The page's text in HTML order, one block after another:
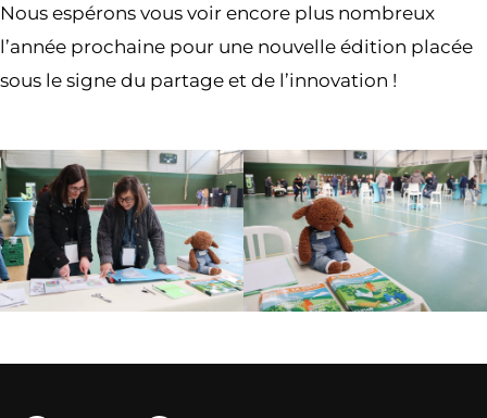
Nous espérons vous voir encore plus nombreux
l’année prochaine pour une nouvelle édition placée
sous le signe du partage et de l’innovation !